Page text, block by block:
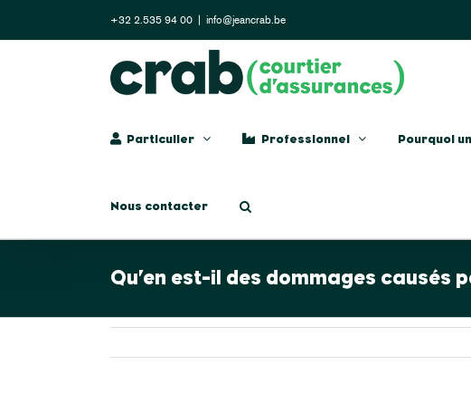
+32 2.535 94 00 info@jeancrab.be
Particulier Professionnel Pourquoi
Nous contacter
Qu’en est-il des dommages causés